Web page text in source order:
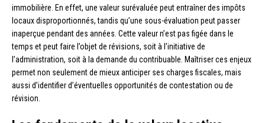
immobilière. En effet, une valeur surévaluée peut entraîner des impôts
locaux disproportionnés, tandis qu’une sous-évaluation peut passer
inaperçue pendant des années. Cette valeur n’est pas figée dans le
temps et peut faire l’objet de révisions, soit à l’initiative de
l’administration, soit à la demande du contribuable. Maîtriser ces enjeux
permet non seulement de mieux anticiper ses charges fiscales, mais
aussi d’identifier d’éventuelles opportunités de contestation ou de
révision.